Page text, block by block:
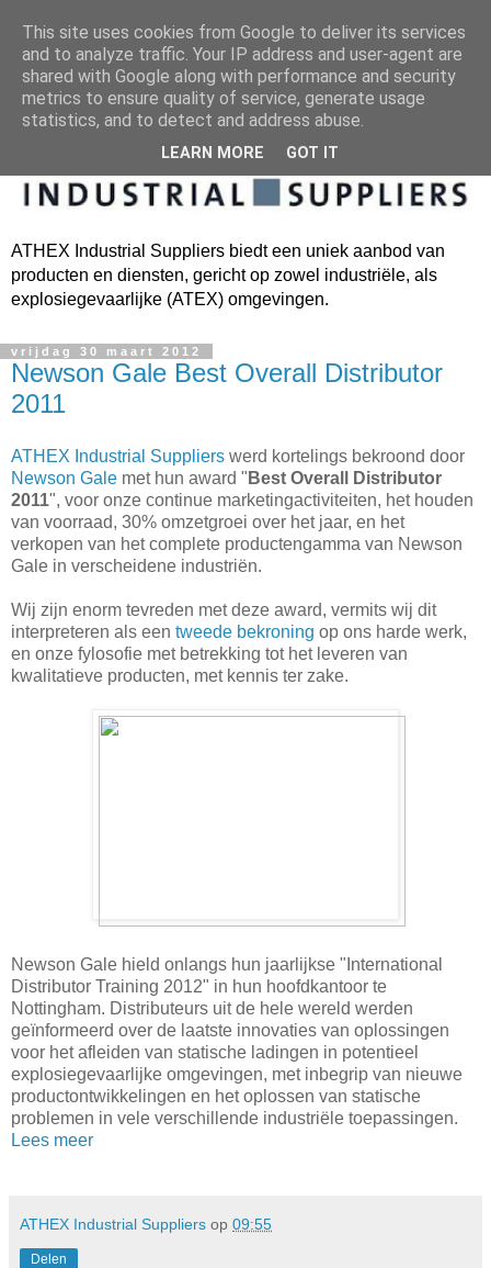
ATHEX Industrial Suppliers biedt een uniek aanbod van
producten en diensten, gericht op zowel industriële, als
explosiegevaarlijke (ATEX) omgevingen.
vrijdag 30 maart 2012
Newson Gale Best Overall Distributor
2011
ATHEX Industrial Suppliers werd kortelings bekroond door
Newson Gale met hun award " Best Overall Distributor
2011", voor onze continue marketingactiviteiten, het houden
van voorraad, 30% omzetgroei over het jaar, en het
verkopen van het complete productengamma van Newson
Gale in verscheidene industriën.
Wij zijn enorm tevreden met deze award, vermits wij dit
interpreteren als een tweede bekroning op ons harde werk,
en onze fylosofie met betrekking tot het leveren van
kwalitatieve producten, met kennis ter zake.
Newson Gale hield onlangs hun jaarlijkse "International
Distributor Training 2012" in hun hoofdkantoor te
Nottingham. Distributeurs uit de hele wereld werden
geïnformeerd over de laatste innovaties van oplossingen
voor het afleiden van statische ladingen in potentieel
explosiegevaarlijke omgevingen, met inbegrip van nieuwe
productontwikkelingen en het oplossen van statische
problemen in vele verschillende industriële toepassingen.
Lees meer
ATHEX Industrial Suppliers op 09:55
Delen
This site uses cookies from Google to deliver its services
and to analyze traffic. Your IP address and user-agent are
shared with Google along with performance and security
metrics to ensure quality of service, generate usage
statistics, and to detect and address abuse.
LEARN MORE GOT IT